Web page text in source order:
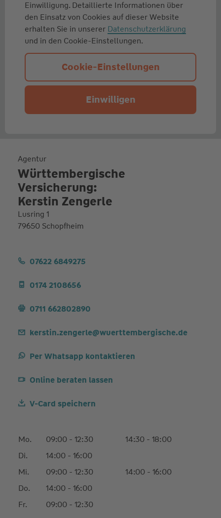
Einwilligung. Detaillierte Informationen über
den Einsatz von Cookies auf dieser Website
erhalten Sie in unserer Datenschutzerklärung
und in den Cookie-Einstellungen.
Cookie-Einstellungen
Einwilligen
Agentur
Württembergische
Versicherung:
Kerstin Zengerle
Lusring 1
79650 Schopfheim
07622 6849275
0174 2108656
0711 662802890
kerstin.zengerle@wuerttembergische.de
Per Whatsapp kontaktieren
Online beraten lassen
V-Card speichern
Mo. 09:00 - 12:30
14:30 - 18:00
Di.
14:00 - 16:00
Mi.
09:00 - 12:30
14:00 - 16:00
Do.
14:00 - 16:00
Fr.
09:00 - 12:30